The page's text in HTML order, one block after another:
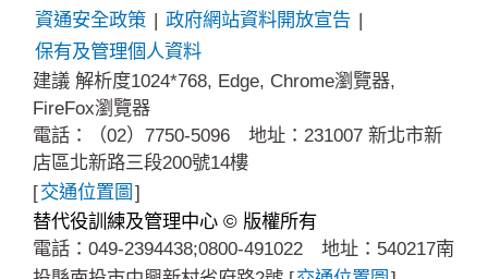
資通安全政策 | 政府網站資料開放宣告 |
保有及管理個人資料
建議 解析度1024*768, Edge, Chrome瀏覽器,
FireFox瀏覽器
電話：（02）7750-5096 地址：231007 新北市新
店區北新路三段200號14樓
[交通位置圖 ]
替代役訓練及管理中心 © 版權所有
電話：049-2394438;0800-491022 地址：540217南